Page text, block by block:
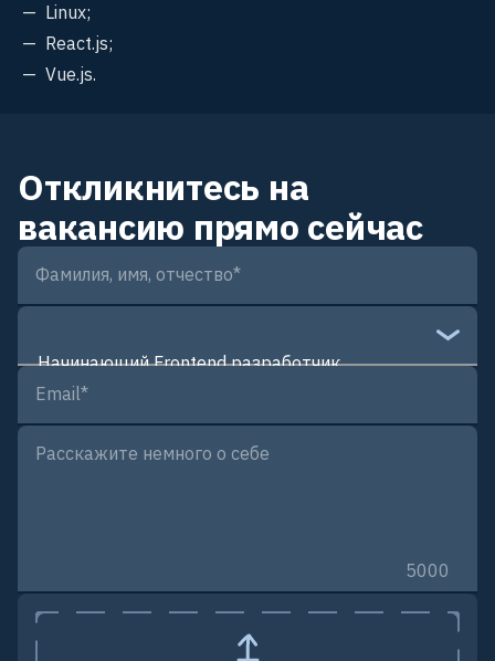
Linux;
React.js;
Vue.js.
Откликнитесь на
вакансию прямо сейчас
Фамилия, имя, отчество*
Java разработчик
Project manager
Email*
5000